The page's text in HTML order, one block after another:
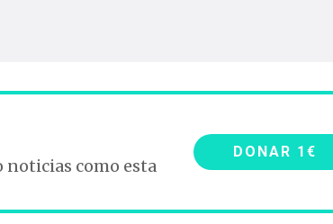
noticias como esta
DONAR 1€